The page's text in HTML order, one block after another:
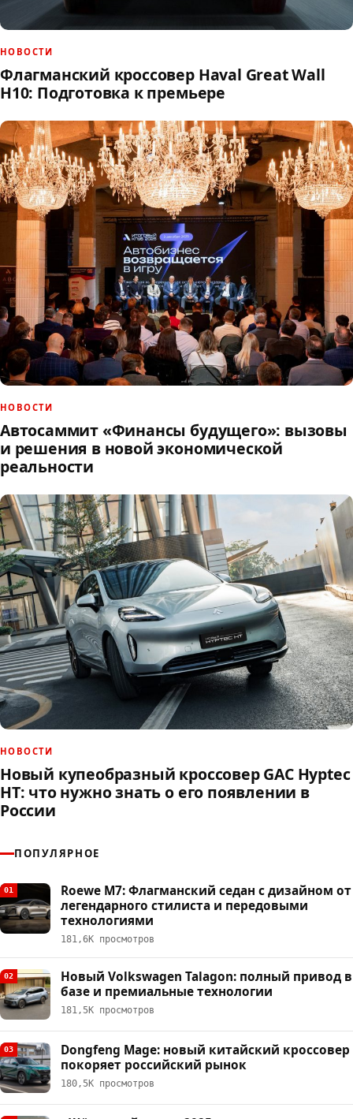
НОВОСТИ
Флагманский кроссовер Haval Great Wall
H10: Подготовка к премьере
НОВОСТИ
Автосаммит «Финансы будущего»: вызовы
и решения в новой экономической
реальности
НОВОСТИ
Новый купеобразный кроссовер GAC Hyptec
HT: что нужно знать о его появлении в
России
ПОПУЛЯРНОЕ
01
Roewe M7: Флагманский седан с дизайном от
легендарного стилиста и передовыми
технологиями
181,6К просмотров
02
Новый Volkswagen Talagon: полный привод в
базе и премиальные технологии
181,5К просмотров
03
Dongfeng Mage: новый китайский кроссовер
покоряет российский рынок
180,5К просмотров